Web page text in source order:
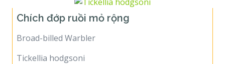
Chích đớp ruồi mỏ rộng
Broad-billed Warbler
Tickellia hodgsoni